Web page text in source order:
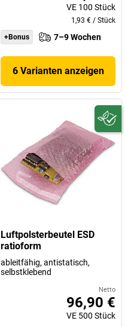
VE 100 Stück
1,93 € / Stück
+Bonus
7–9 Wochen
6 Varianten anzeigen
Luftpolsterbeutel ESD
ratioform
ableitfähig, antistatisch,
selbstklebend
Netto
96,90 €
VE 500 Stück